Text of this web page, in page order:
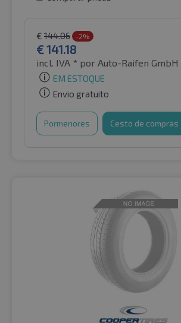
€ 144.06 -2%
€141.18
incl. IVA * por Auto-Raifen GmbH
EM ESTOQUE
Envio gratuito
Pormenores Cesto de compras